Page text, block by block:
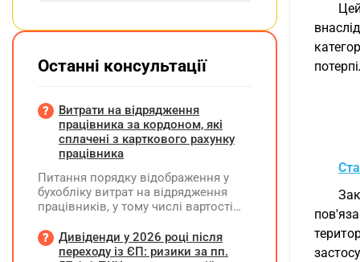
Останні консультації
Витрати на відрядження
працівника за кордоном, які
сплачені з карткового рахунку
працівника
Питання порядку відображення у
бухобліку витрат на відрядження
працівників, у тому числі вартості
карткового рахунку працівника та
підтвердження таких операцій
Дивіденди у 2026 році після
переходу із ЄП: ризики за пп.